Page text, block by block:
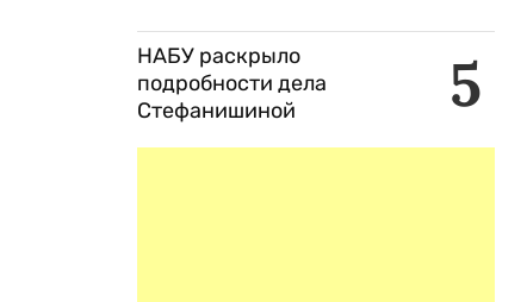
5
НАБУ раскрыло
подробности дела
Стефанишиной